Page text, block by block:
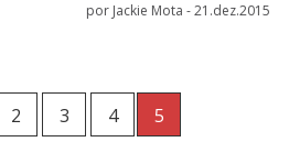
por Jackie Mota -21.dez.2015
2 3 4 5